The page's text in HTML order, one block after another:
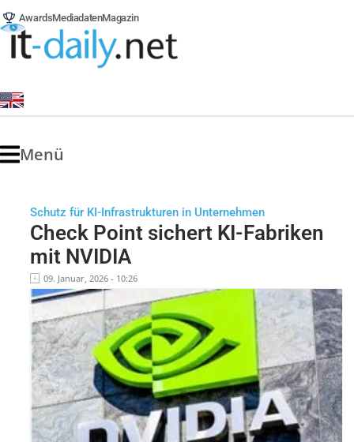
AwardsMediadatenMagazin
Menü
Schutz für KI-Infrastrukturen in Unternehmen
Check Point sichert KI-Fabriken
mit NVIDIA
09. Januar, 2026 - 10:26